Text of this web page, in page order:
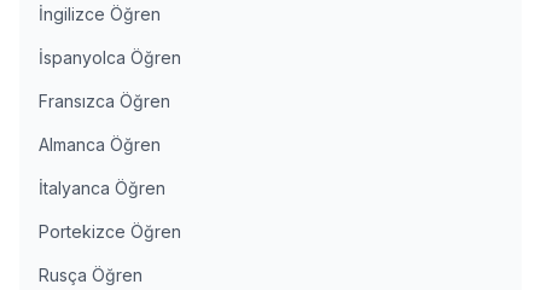
İngilizce Öğren
İspanyolca Öğren
Fransızca Öğren
Almanca Öğren
İtalyanca Öğren
Portekizce Öğren
Rusça Öğren